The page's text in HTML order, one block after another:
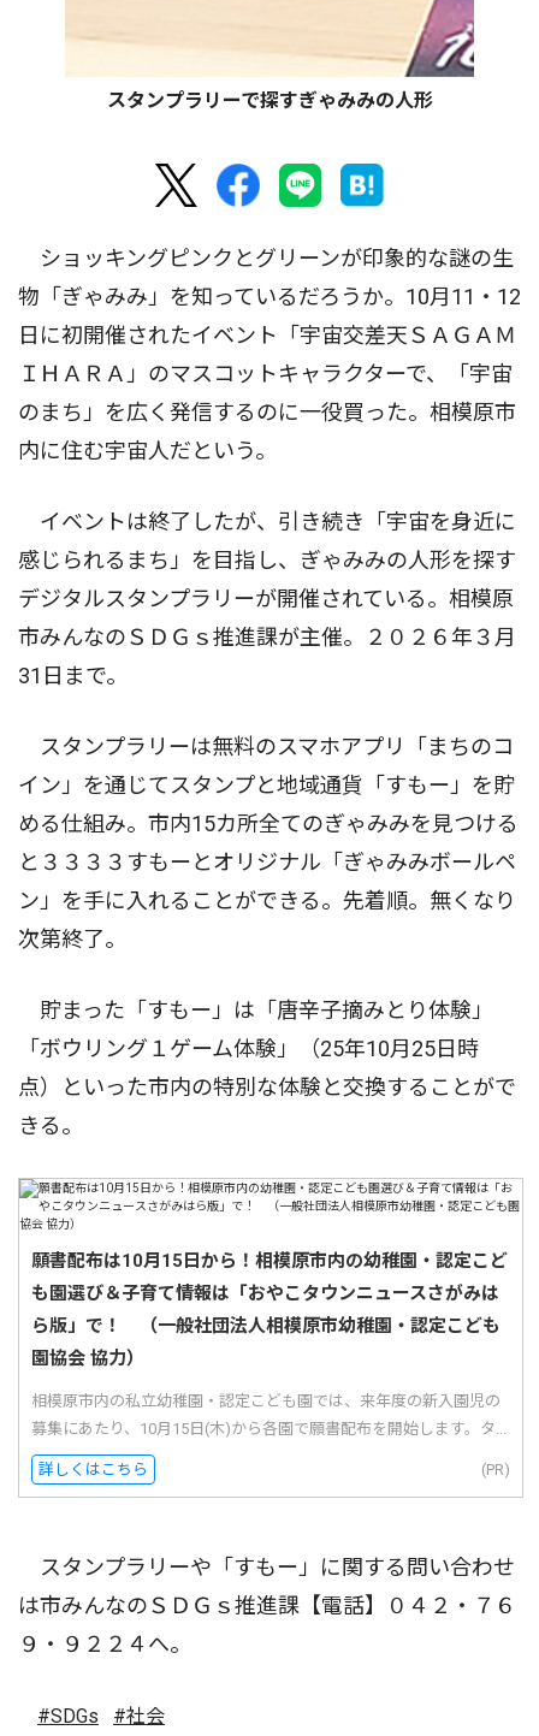
スタンプラリーで探すぎゃみみの人形
ショッキングピンクとグリーンが印象的な謎の生
物「ぎゃみみ」を知っているだろうか。10月11・12
日に初開催されたイベント「宇宙交差天ＳＡＧＡＭ
ＩＨＡＲＡ」のマスコットキャラクターで、「宇宙
のまち」を広く発信するのに一役買った。相模原市
内に住む宇宙人だという。
イベントは終了したが、引き続き「宇宙を身近に
感じられるまち」を目指し、ぎゃみみの人形を探す
デジタルスタンプラリーが開催されている。相模原
市みんなのＳＤＧｓ推進課が主催。２０２６年３月
31日まで。
スタンプラリーは無料のスマホアプリ「まちのコ
イン」を通じてスタンプと地域通貨「すもー」を貯
める仕組み。市内15カ所全てのぎゃみみを見つける
と３３３３すもーとオリジナル「ぎゃみみボールペ
ン」を手に入れることができる。先着順。無くなり
次第終了。
貯まった「すもー」は「唐辛子摘みとり体験」
「ボウリング１ゲーム体験」（25年10月25日時
点）といった市内の特別な体験と交換することがで
きる。
願書配布は10月15日から！相模原市内の幼稚園・認定こど
も園選び＆子育て情報は「おやこタウンニュースさがみは
ら版」で！ （一般社団法人相模原市幼稚園・認定こども
園協会 協力）
相模原市内の私立幼稚園・認定こども園では、来年度の新入園児の
募集にあたり、10月15日(木)から各園で願書配布を開始します。タ...
詳しくはこちら (PR)
スタンプラリーや「すもー」に関する問い合わせ
は市みんなのＳＤＧｓ推進課【電話】０４２・７６
９・９２２４へ。
#SDGs #社会